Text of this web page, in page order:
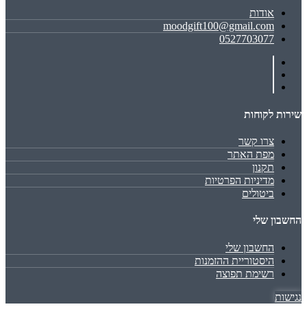
אודות
moodgift100@gmail.com
0527703077
שירות לקוחות
צרו קשר
מפת האתר
תקנון
מדיניות הפרטיות
ביטולים
החשבון שלי
החשבון שלי
היסטוריית ההזמנות
רשימת תפוצה
נגישות